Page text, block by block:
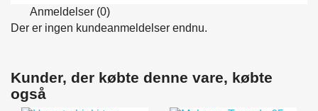
Anmeldelser (0)
Der er ingen kundeanmeldelser endnu.
Kunder, der købte denne vare, købte
også